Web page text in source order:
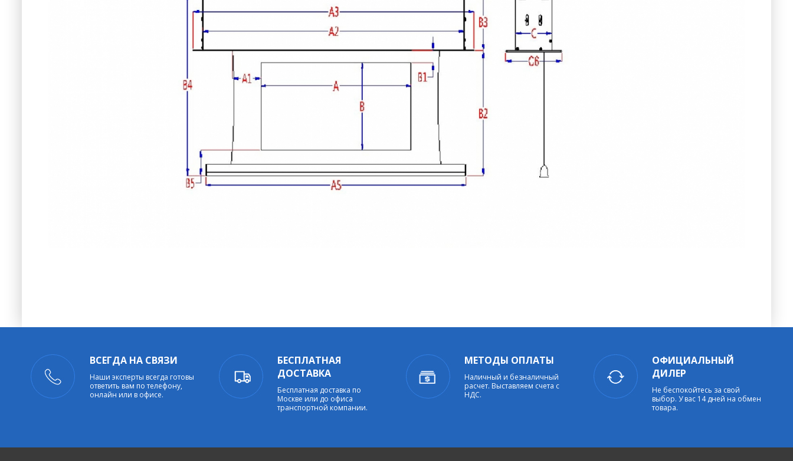
ВСЕГДА НА СВЯЗИ
Наши эксперты всегда готовы
ответить вам по телефону,
онлайн или в офисе.
БЕСПЛАТНАЯ
ДОСТАВКА
Бесплатная доставка по
Москве или до офиса
транспортной компании.
МЕТОДЫ ОПЛАТЫ
Наличный и безналичный
расчет. Выставляем счета с
НДС.
ОФИЦИАЛЬНЫЙ
ДИЛЕР
Не беспокойтесь за свой
выбор. У вас 14 дней на обмен
товара.